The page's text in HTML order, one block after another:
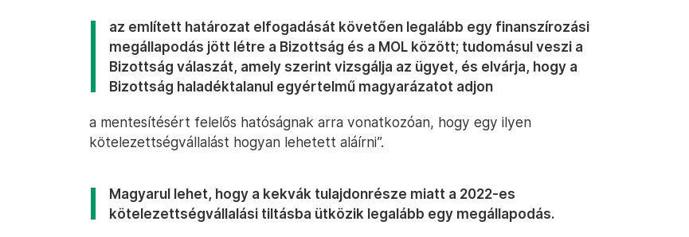
az említett határozat elfogadását követően legalább egy finanszírozási
megállapodás jött létre a Bizottság és a MOL között; tudomásul veszi a
Bizottság válaszát, amely szerint vizsgálja az ügyet, és elvárja, hogy a
Bizottság haladéktalanul egyértelmű magyarázatot adjon
a mentesítésért felelős hatóságnak arra vonatkozóan, hogy egy ilyen
kötelezettségvállalást hogyan lehetett aláírni”.
Magyarul lehet, hogy a kekvák tulajdonrésze miatt a 2022-es
kötelezettségvállalási tiltásba ütközik legalább egy megállapodás.